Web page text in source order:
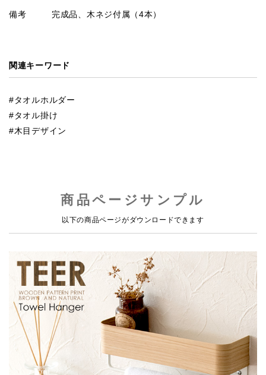
備考 完成品、木ネジ付属（4本）
関連キーワード
タオルホルダー
タオル掛け
木目デザイン
商品ページサンプル
以下の商品ページがダウンロードできます